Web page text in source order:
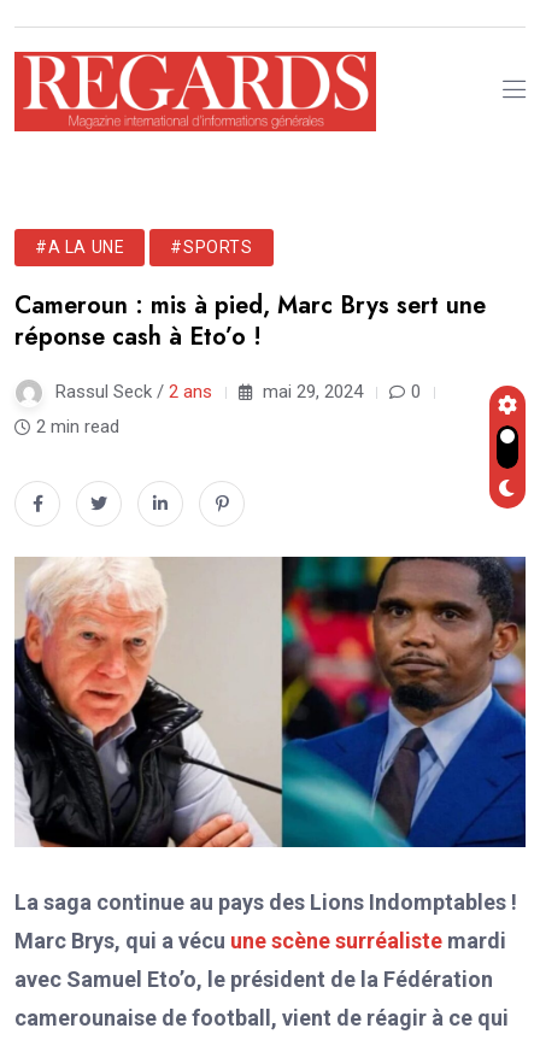
#A LA UNE #SPORTS
Cameroun : mis à pied, Marc Brys sert une
réponse cash à Eto’o !
Rassul Seck / 2 ans mai 29, 2024
0
2 min read
La saga continue au pays des Lions Indomptables !
Marc Brys, qui a vécu une scène surréaliste mardi
avec Samuel Eto’o, le président de la Fédération
camerounaise de football, vient de réagir à ce qui